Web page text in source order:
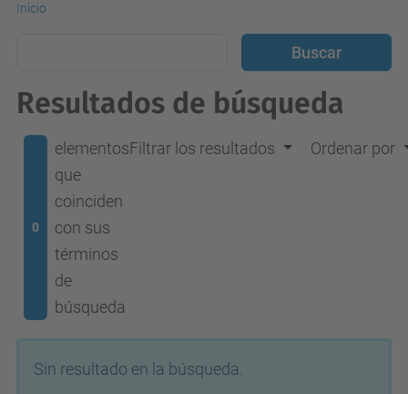
Inicio
Resultados de búsqueda
0
elementos
que
coinciden
con sus
términos
de
búsqueda
Filtrar los resultados Ordenar por
Sin resultado en la búsqueda.